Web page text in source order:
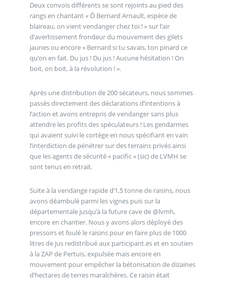
Deux convois différents se sont rejoints au pied des
rangs en chantant « Ô Bernard Arnault, espèce de
blaireau, on vient vendanger chez toi ! » sur l’air
d’avertissement frondeur du mouvement des gilets
jaunes ou encore « Bernard si tu savais, ton pinard ce
qu’on en fait. Du jus ! Du jus ! Aucune hésitation ! On
boit, on boit, à la révolution ! ».
Après une distribution de 200 sécateurs, nous sommes
passés directement des déclarations d’intentions à
l’action et avons entrepris de vendanger sans plus
attendre les profits des spéculateurs ! Les gendarmes
qui avaient suivi le cortège en nous spécifiant en vain
l’interdiction de pénétrer sur des terrains privés ainsi
que les agents de sécurité « pacific » (sic) de LVMH se
sont tenus en retrait.
Suite à la vendange rapide d’1,5 tonne de raisins, nous
avons déambulé parmi les vignes puis sur la
départementale jusqu’à la future cave de @lvmh,
encore en chantier. Nous y avons alors déployé des
pressoirs et foulé le raisins pour en faire plus de 1000
litres de jus redistribué aux participant.es et en soutien
à la ZAP de Pertuis, expulsée mais encore en
mouvement pour empêcher la bétonisation de dizaines
d’hectares de terres maraîchères. Ce raisin était